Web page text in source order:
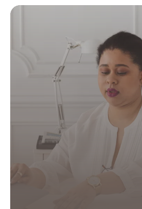
récupération de points ?